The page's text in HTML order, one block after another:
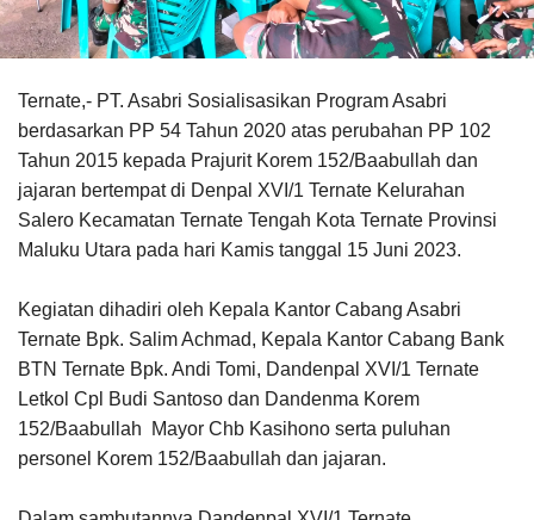
Ternate,- PT. Asabri Sosialisasikan Program Asabri
berdasarkan PP 54 Tahun 2020 atas perubahan PP 102
Tahun 2015 kepada Prajurit Korem 152/Baabullah dan
jajaran bertempat di Denpal XVI/1 Ternate Kelurahan
Salero Kecamatan Ternate Tengah Kota Ternate Provinsi
Maluku Utara pada hari Kamis tanggal 15 Juni 2023.
Kegiatan dihadiri oleh Kepala Kantor Cabang Asabri
Ternate Bpk. Salim Achmad, Kepala Kantor Cabang Bank
BTN Ternate Bpk. Andi Tomi, Dandenpal XVI/1 Ternate
Letkol Cpl Budi Santoso dan Dandenma Korem
152/Baabullah Mayor Chb Kasihono serta puluhan
personel Korem 152/Baabullah dan jajaran.